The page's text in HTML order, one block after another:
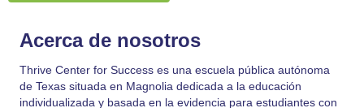
Acerca de nosotros
Thrive Center for Success es una escuela pública autónoma
de Texas situada en Magnolia dedicada a la educación
individualizada y basada en la evidencia para estudiantes con